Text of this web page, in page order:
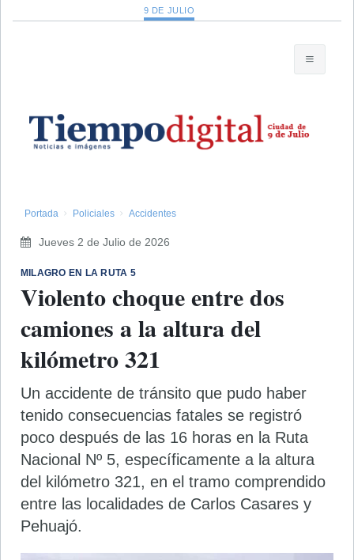
9 DE JULIO
Portada Policiales Accidentes
Jueves 2 de Julio de 2026
MILAGRO EN LA RUTA 5
Violento choque entre dos
camiones a la altura del
kilómetro 321
Un accidente de tránsito que pudo haber
tenido consecuencias fatales se registró
poco después de las 16 horas en la Ruta
Nacional Nº 5, específicamente a la altura
del kilómetro 321, en el tramo comprendido
entre las localidades de Carlos Casares y
Pehuajó.